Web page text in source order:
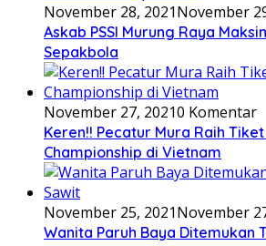
November 28, 2021November
Askab PSSI Murung Raya
Sepakbola
November 27, 20210 Komentar
Keren!! Pecatur Mura Raih Tiket
Championship di Vietnam
November 25, 2021November
Wanita Paruh Baya Ditemukan